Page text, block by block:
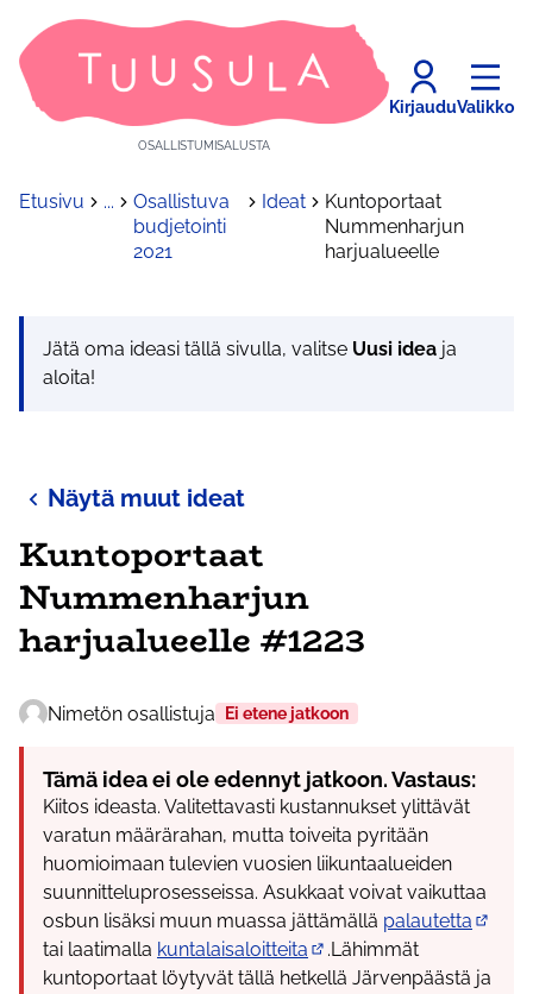
OSALLISTUMISALUSTA
KirjauduValikko
Etusivu ...
Osallistuva
budjetointi
2021
Ideat
Kuntoportaat
Nummenharjun
harjualueelle
Jätä oma ideasi tällä sivulla, valitse Uusi idea ja
aloita!
Näytä muut ideat
Kuntoportaat
Nummenharjun
harjualueelle #1223
Nimetön osallistuja Ei etene jatkoon
Tämä idea ei ole edennyt jatkoon. Vastaus:
Kiitos ideasta. Valitettavasti kustannukset ylittävät
varatun määrärahan, mutta toiveita pyritään
huomioimaan tulevien vuosien liikuntaalueiden
suunnitteluprosesseissa. Asukkaat voivat vaikuttaa
osbun lisäksi muun muassa jättämällä palautetta
tai laatimalla kuntalaisaloitteita
(Ulkoinen linkki)
.Lähimmät
kuntoportaat löytyvät tällä hetkellä Järvenpäästä ja